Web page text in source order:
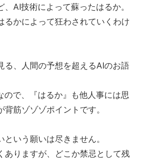
AI技術によって蘇ったはるか。
るかによって狂わされていくわけ
る、人間の予想を超えるAIのお語
ので、『はるか』も他人事には思
背筋ゾゾゾポイントです。
いう願いは尽きません。
ありますが、どこか禁忌として残